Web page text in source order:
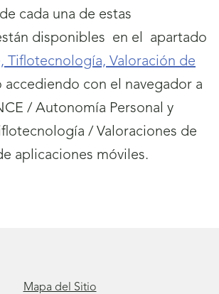
cada una de estas
disponibles en el apartado
Tiflotecnología, Valoración de
accediendo con el navegador a
/ Autonomía Personal y
/ Valoraciones de
aplicaciones móviles.
Mapa del Sitio